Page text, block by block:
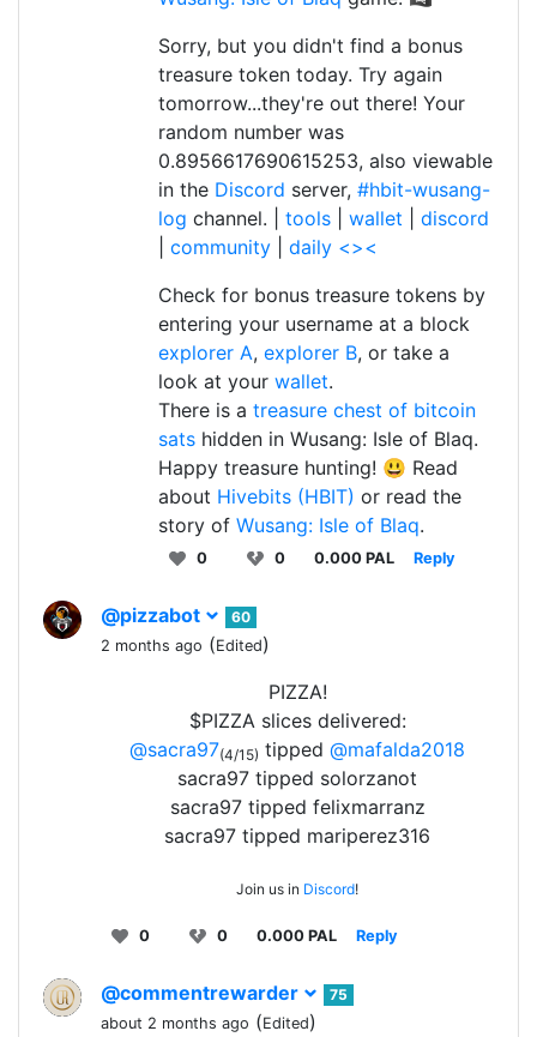
Sorry, but you didn't find a bonus
treasure token today. Try again
tomorrow...they're out there! Your
random number was
0.8956617690615253, also viewable
in the Discord server, #hbit-wusang-
log channel. | tools wallet
discord
community
daily <><
Check for bonus treasure tokens by
entering your username at a block
explorer A, explorer B, or take a
look at your wallet.
There is a treasure chest of bitcoin
sats hidden in Wusang: Isle of Blaq.
Happy treasure hunting! 😃 Read
about Hivebits (HBIT) or read the
story of Wusang: Isle of Blaq.
0 0 0.000 PAL Reply
@pizzabot
60
2 months ago (Edited)
PIZZA!
$PIZZA slices delivered:
@sacra97(4/15) tipped @mafalda2018
sacra97 tipped solorzanot
sacra97 tipped felixmarranz
sacra97 tipped mariperez316
Join us in Discord!
0 0 0.000 PAL Reply
@commentrewarder
75
about 2 months ago (Edited)